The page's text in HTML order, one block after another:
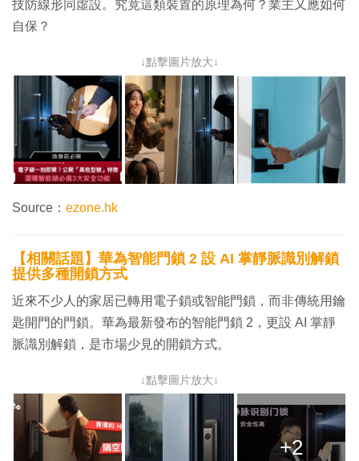
技防線形同虛設。究竟這類裝置的原理為何？業主又應如何
自保？
↓點擊圖片放大↓
Source： ezone.hk
【相關話題】華為智能門鎖 2 設 AI 掌靜脈識別解鎖
提供多種開鎖方式
近來不少人的家居已轉用電子鎖或智能門鎖，而非傳統用鑰
匙開門的門鎖。華為最新發布的智能門鎖 2，更設 AI 掌靜
脈識別解鎖，是市場少見的開鎖方式。
↓點擊圖片放大↓
+2